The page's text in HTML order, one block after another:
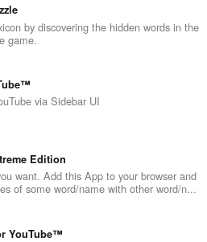
by discovering the hidden words in the
game.
via Sidebar UI
Edition
want. Add this App to your browser and
of some word/name with other word/n...
YouTube™